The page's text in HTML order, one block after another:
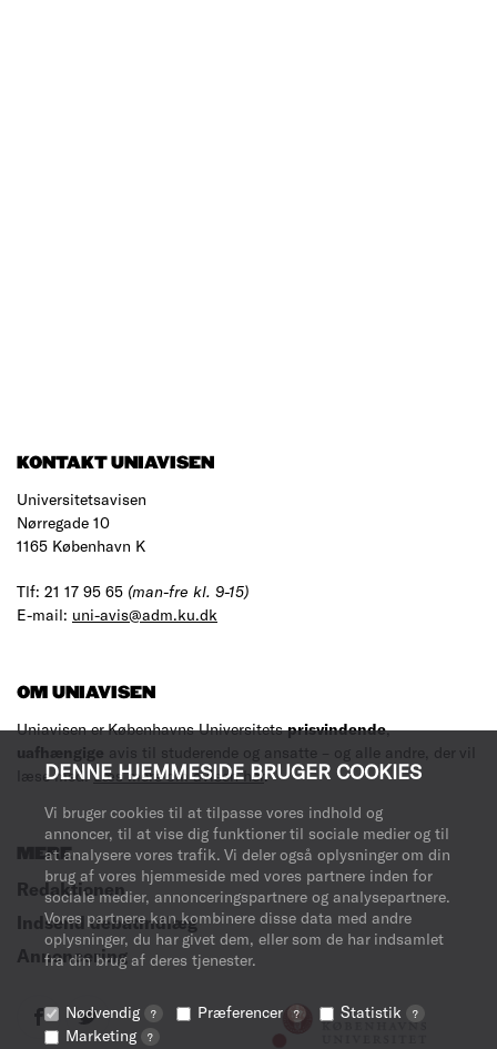
DENNE HJEMMESIDE BRUGER COOKIES
Vi bruger cookies til at tilpasse vores indhold og
annoncer, til at vise dig funktioner til sociale medier og til
at analysere vores trafik. Vi deler også oplysninger om din
brug af vores hjemmeside med vores partnere inden for
sociale medier, annonceringspartnere og analysepartnere.
Vores partnere kan kombinere disse data med andre
oplysninger, du har givet dem, eller som de har indsamlet
fra din brug af deres tjenester.
Nødvendig ? Præferencer ? Statistik ?
Marketing ?
KONTAKT UNIAVISEN
Universitetsavisen
Nørregade 10
1165 København K
Tlf: 21 17 95 65 (man-fre kl. 9-15)
E-mail: uni-avis@adm.ku.dk
OM UNIAVISEN
Uniavisen er Københavns Universitetsprisvindende,
uafhængige avis til studerende og ansatte – og alle andre, der vil
læse med.Læs mere om avisen her.
MERE
Redaktionen
Indsend debatindlæg
Annoncering